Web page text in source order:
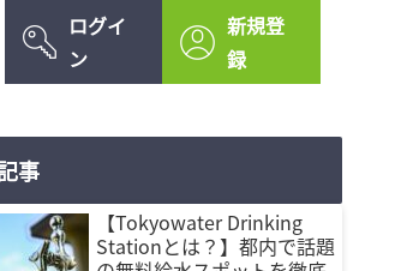
ログイ
ン
新規登
録
事
【Tokyowater Drinking
Stationとは？】都内で話題